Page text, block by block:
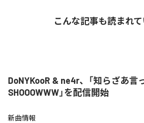
こんな記事も読まれ
DoNYKooR & ne4r、「知らざあ言
SHOOOWWW」を配信開始
新曲情報